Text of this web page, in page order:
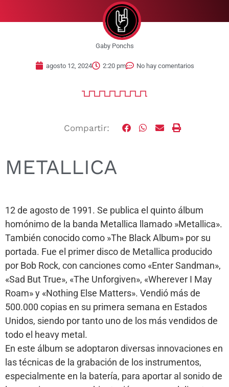
Gaby Ponchs
agosto 12, 2024 2:20 pm No hay comentarios
Compartir:
METALLICA
12 de agosto de 1991. Se publica el quinto álbum
homónimo de la banda Metallica llamado »Metallica».
También conocido como »The Black Album» por su
portada. Fue el primer disco de Metallica producido
por Bob Rock, con canciones como «Enter Sandman»,
«Sad But True», «The Unforgiven», «Wherever I May
Roam» y «Nothing Else Matters». Vendió más de
500.000 copias en su primera semana en Estados
Unidos, siendo por tanto uno de los más vendidos de
todo el heavy metal.
En este álbum se adoptaron diversas innovaciones en
las técnicas de la grabación de los instrumentos,
especialmente en la batería, para aportar al sonido de